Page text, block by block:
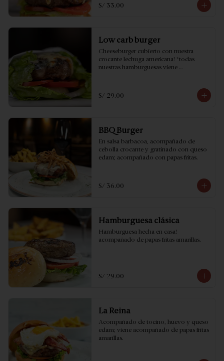
S/ 33.00
Low carb burger
Cheeseburger cubierto con nuestra
crocante lechuga americana! *todas
nuestras hamburguesas viene
S/ 29.00
BBQ Burger
En salsa barbacoa, acompañado de
cebolla crocante y gratinado con queso
edam; acompañado con papas fritas.
S/ 36.00
Hamburguesa clásica
Hamburguesa hecha en casa!
acompañado de papas fritas amarillas.
S/ 29.00
La Reina
Acompañado de tocino, huevo y queso
edam; viene acompañado de papas fritas
amarillas.